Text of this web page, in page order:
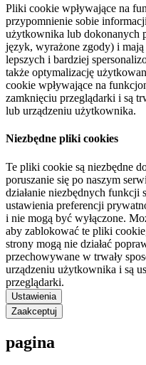
Pliki cookie wpływające na
przypomnienie sobie
użytkownika lub dokonanych
język, wyrażone zgody) i
lepszych i bardziej
także optymalizację
cookie wpływające na
zamknięciu przeglądarki i są
lub urządzeniu użytkownika.
Niezbędne pliki cookies
Te pliki cookie są niezbędne
poruszanie się po naszym
działanie niezbędnych funkcji
ustawienia preferencji
i nie mogą być wyłączone.
aby zablokować te pliki
strony mogą nie działać
przechowywane w trwały
urządzeniu użytkownika i są
przeglądarki.
Ustawienia
Zaakceptuj
pagina